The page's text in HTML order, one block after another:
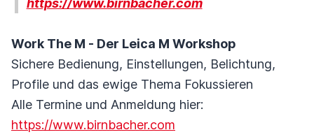
https://www.birnbacher.com
Work The M - Der Leica M Workshop
Sichere Bedienung, Einstellungen, Belichtung,
Profile und das ewige Thema Fokussieren
Alle Termine und Anmeldung hier:
https://www.birnbacher.com